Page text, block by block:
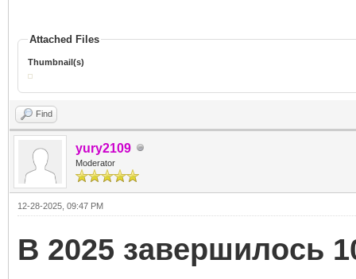
Attached Files
Thumbnail(s)
Find
yury2109
Moderator
12-28-2025, 09:47 PM
В 2025 завершилось